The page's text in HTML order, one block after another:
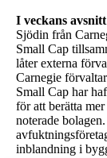
I veckans
Sjödin från
Small Cap
låter externa
Carnegie
Small Cap har
för att berätta
noterade
inblandning i